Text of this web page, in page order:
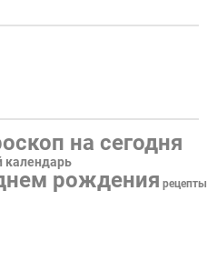
на сегодня
календарь
рождения рецепты